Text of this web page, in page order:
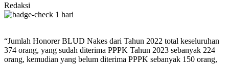
Redaksi
1 hari
“Jumlah Honorer BLUD Nakes dari Tahun 2022 total keseluruhan
374 orang, yang sudah diterima PPPK Tahun 2023 sebanyak 224
orang, kemudian yang belum diterima PPPK sebanyak 150 orang,